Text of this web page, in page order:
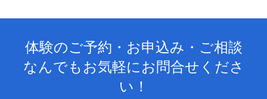
体験のご予約・お申込み・ご相談
なんでもお気軽にお問合せくださ
い！